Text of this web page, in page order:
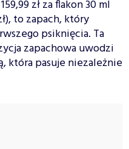
zł za flakon 30 ml
to zapach, który
psiknięcia. Ta
zapachowa uwodzi
która pasuje niezależnie